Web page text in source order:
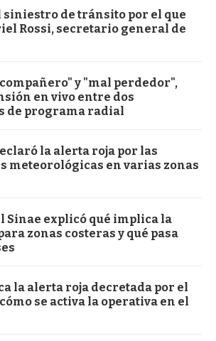
siniestro de tránsito por el que
Rossi, secretario general de
y "mal perdedor",
en vivo entre dos
de programa radial
la alerta roja por las
meteorológicas en varias zonas
Sinae explicó qué implica la
zonas costeras y qué pasa
la alerta roja decretada por el
se activa la operativa en el